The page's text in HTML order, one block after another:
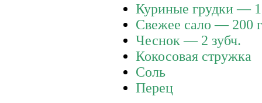
Куриные грудки —
Свежее сало — 200 г
Чеснок — 2 зубч.
Кокосовая стружка
Соль
Перец